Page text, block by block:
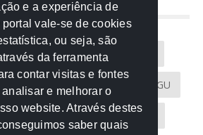
AGU AMM
CAU-MT CGU
MPC-MT MPE-MT
e a experiência de
vale-se de cookies
ou seja, são
da ferramenta
contar visitas e fontes
e melhorar o
website. Através destes
saber quais